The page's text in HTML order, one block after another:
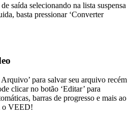
saída selecionando na lista suspensa
basta pressionar ‘Converter
para salvar seu arquivo recém
clicar no botão ‘Editar’ para
barras de progresso e mais ao
o VEED!